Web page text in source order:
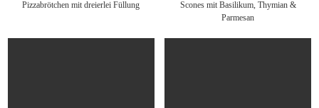
Pizzabrötchen mit dreierlei Füllung
Scones mit Basilikum, Thymian &
Parmesan